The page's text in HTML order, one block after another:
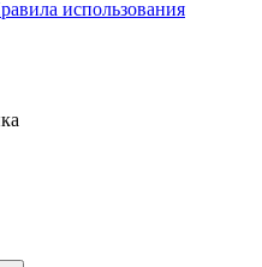
использования